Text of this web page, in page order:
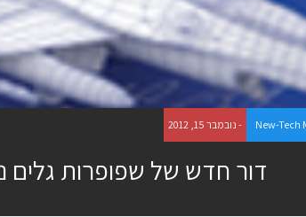
New-Tech - נובמבר 15, 2012
דור חדש של שפופרות גלים